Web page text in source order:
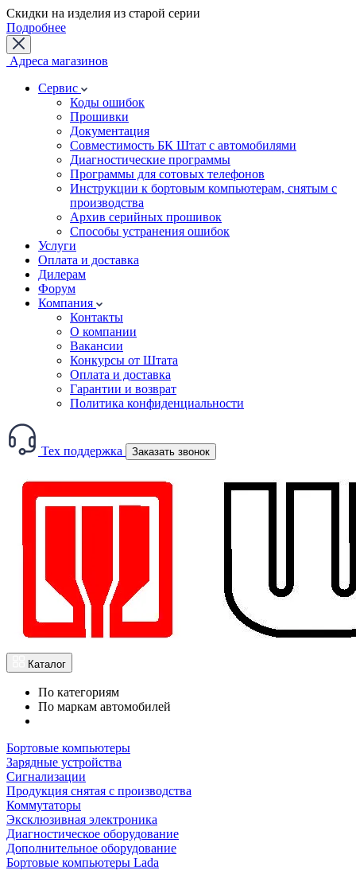
Скидки на изделия из старой серии
Подробнее
Адреса магазинов
Сервис
Коды ошибок
Прошивки
Документация
Совместимость БК Штат с автомобилями
Диагностические программы
Программы для сотовых телефонов
Инструкции к бортовым компьютерам, снятым с
производства
Архив серийных прошивок
Способы устранения ошибок
Услуги
Оплата и доставка
Дилерам
Форум
Компания
Контакты
О компании
Вакансии
Конкурсы от Штата
Оплата и доставка
Гарантии и возврат
Политика конфиденциальности
Тех поддержка Заказать звонок
Каталог
По категориям
По маркам автомобилей
Бортовые компьютеры
Зарядные устройства
Сигнализации
Продукция снятая с производства
Коммутаторы
Эксклюзивная электроника
Диагностическое оборудование
Дополнительное оборудование
Бортовые компьютеры Lada